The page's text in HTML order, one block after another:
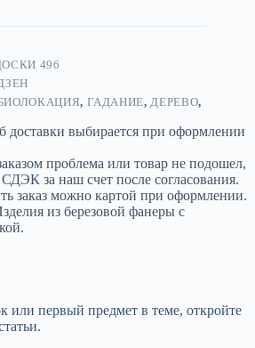
496
, ГАДАНИЕ, ДЕРЕВО,
доставки выбирается при оформлении
проблема или товар не подошел,
за наш счет после согласования.
заказ можно картой при оформлении.
из березовой фанеры с
или первый предмет в теме, откройте